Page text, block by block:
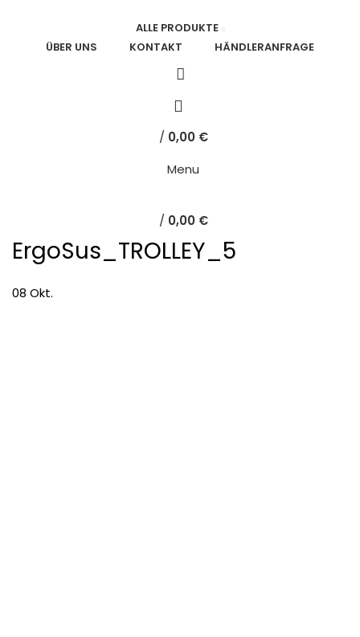
ALLE PRODUKTE
ÜBER UNS
KONTAKT HÄNDLERANFRAGE
/ 0,00 €
Menu
/ 0,00 €
ErgoSus_TROLLEY_5
08 Okt.